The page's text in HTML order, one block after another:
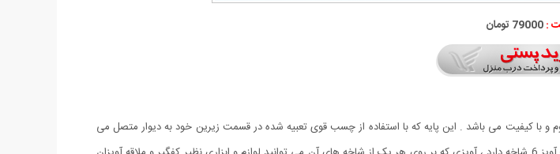
:79000 تومان
با کیفیت می باشد . این پایه که با استفاده از چسب قوی تعبیه شده در قسمت زیرین خود به دیوار متصل می